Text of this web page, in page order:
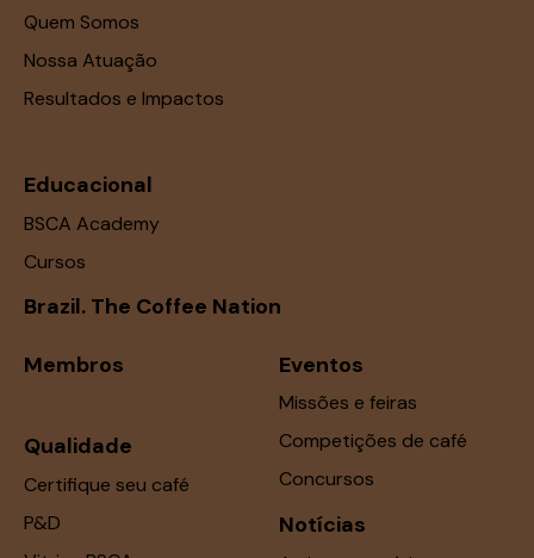
Quem Somos
Nossa Atuação
Resultados e Impactos
Educacional
BSCA Academy
Cursos
Brazil. The Coffee Nation
Membros
Qualidade
Certifique seu café
P&D
Eventos
Missões e feiras
Competições de café
Concursos
Notícias